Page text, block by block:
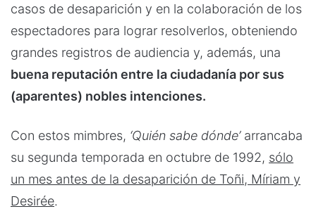
casos de desaparición y en la colaboración de los
espectadores para lograr resolverlos, obteniendo
grandes registros de audiencia y, además, una
buena reputación entre la ciudadanía por sus
(aparentes) nobles intenciones.
Con estos mimbres, ‘Quién sabe dónde’arrancaba
su segunda temporada en octubre de 1992, sólo
un mes antes de la desaparición de Toñi, Míriam y
Desirée.